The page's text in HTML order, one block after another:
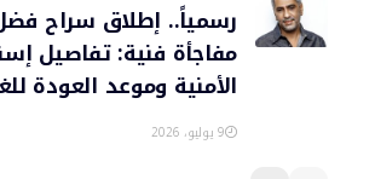
رسمياً.. إطلاق سراح
مفاجأة فنية: تفاصيل
الأمنية وموعد العودة
9 يوليو، 2026